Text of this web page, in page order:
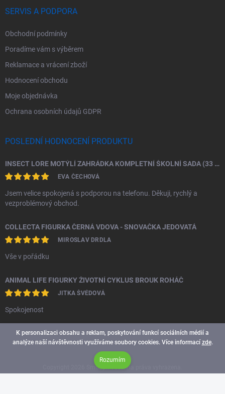
K personalizaci obsahu a reklam, poskytování funkcí sociálních médií a
analýze naší návštěvnosti využíváme soubory cookies. Více informacízde.
Rozumím
SERVIS A PODPORA
Obchodní podmínky
Poradíme vám s výběrem
Reklamace a vrácení zboží
Hodnocení obchodu
Moje objednávka
Ochrana osobních údajů GDPR
POSLEDNÍ HODNOCENÍ PRODUKTU
INSECT LORE MOTÝLÍ ZAHRÁDKA KOMPLETNÍ ŠKOLNÍ SADA (33 HOUSENEK)
EVA ČECHOVÁ
Jsem velice spokojená s podporou na telefonu. Děkuji, rychlý a
vezproblémový obchod.
COLLECTA FIGURKA ČERNÁ VDOVA - SNOVAČKA JEDOVATÁ
MIROSLAV DRDLA
Vše v pořádku
ANIMAL LIFE FIGURKY ŽIVOTNÍ CYKLUS BROUK ROHÁČ
JITKA ŠVÉDOVÁ
Spokojenost
Smoopi. Všechna práva vyhrazena.